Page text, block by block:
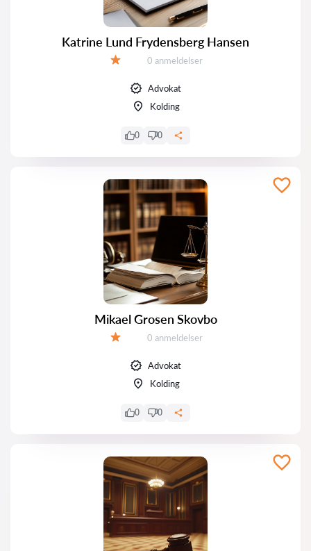
Katrine Lund Frydensberg Hansen
Anmeldelser:
0 anmeldelser
Advokat
Kolding
0 0
Mikael Grosen Skovbo
Anmeldelser:
0 anmeldelser
Advokat
Kolding
0 0